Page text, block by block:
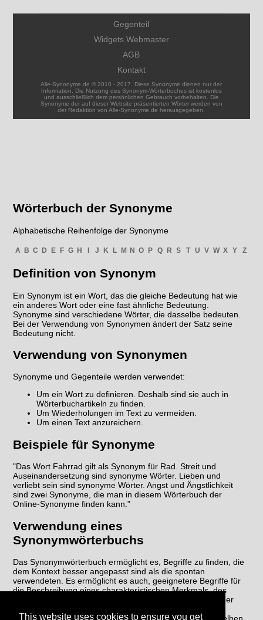
This website uses cookies to ensure you get
Gegenteil
Widgets Webmaster
AGB
Kontakt
Alle-Synonyme.de © 2010 - 2017. Diese Synonyme dienen nur der
Information. Die Nutzung des Synonym-Wörterbuches ist kostenlos
und ausschließlich dem persönlichen Gebrauch vorbehalten. Die
Synonyme der auf dieser Website präsentierten Wörter werden von
der Redaktion von Alle-Synonyme.de herausgegeben.
Wörterbuch der Synonyme
Alphabetische Reihenfolge der Synonyme
A B C D E F G H I J K L M N O P Q R S T U V W X Y Z
Definition von Synonym
Ein Synonym ist ein Wort, das die gleiche Bedeutung hat wie
ein anderes Wort oder eine fast ähnliche Bedeutung.
Synonyme sind verschiedene Wörter, die dasselbe bedeuten.
Bei der Verwendung von Synonymen ändert der Satz seine
Bedeutung nicht.
Verwendung von Synonymen
Synonyme und Gegenteile werden verwendet:
Um ein Wort zu definieren. Deshalb sind sie auch in
Wörterbuchartikeln zu finden.
Um Wiederholungen im Text zu vermeiden.
Um einen Text anzureichern.
Beispiele für Synonyme
"Das Wort Fahrrad gilt als Synonym für Rad. Streit und
Auseinandersetzung sind synonyme Wörter. Lieben und
verliebt sein sind synonyme Wörter. Angst und Ängstlichkeit
sind zwei Synonyme, die man in diesem Wörterbuch der
Online-Synonyme finden kann."
Verwendung eines
Synonymwörterbuchs
Das Synonymwörterbuch ermöglicht es, Begriffe zu finden, die
dem Kontext besser angepasst sind als die spontan
verwendeten. Es ermöglicht es auch, geeignetere Begriffe für
die Beschreibung eines charakteristischen Merkmals, des
Zwecks, der Funktion usw. der Sache, des Wesens und der